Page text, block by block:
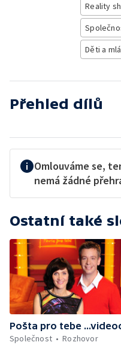
Reality
Děti a
Přehled dílů
Omlouváme se,
nemá žádné
Ostatní také
Pošta pro tebe
Společnost
Rozhovor